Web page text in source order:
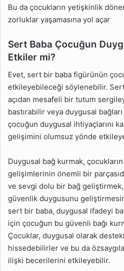
Bu da çocukların yetişkinlik
zorluklar yaşamasına yol açar
Sert Baba Çocuğun
Etkiler mi?
Evet, sert bir baba figürünün
etkileyebileceği söylenebilir.
açıdan mesafeli bir tutum
bastırabilir veya duygusal
çocuğun duygusal ihtiyaçlarını
gelişimini olumsuz yönde
Duygusal bağ kurmak, çocukların
gelişimlerinin önemli bir
ve sevgi dolu bir bağ
güvenlik duygusunu
sert bir baba, duygusal ifadeyi
için çocuğun bu güvenli bağı
Çocuklar, duygusal olarak
hissedebilirler ve bu da
ilişki becerilerini etkileyebilir.